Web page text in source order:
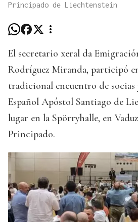
Principado de Liechtenstein
El secretario xeral da
Rodríguez Miranda, participó
tradicional encuentro de
Español Apóstol Santiago de
lugar en la Spörryhalle, en
Principado.